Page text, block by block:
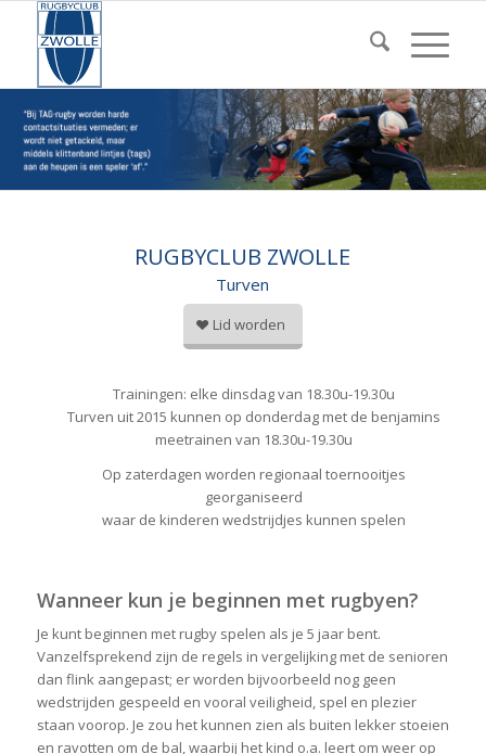
RUGBYCLUB ZWOLLE
Turven
Lid worden
Trainingen: elke dinsdag van 18.30u-19.30u
Turven uit 2015 kunnen op donderdag met de benjamins
meetrainen van 18.30u-19.30u
Op zaterdagen worden regionaal toernooitjes
georganiseerd
waar de kinderen wedstrijdjes kunnen spelen
Wanneer kun je beginnen met rugbyen?
Je kunt beginnen met rugby spelen als je 5 jaar bent.
Vanzelfsprekend zijn de regels in vergelijking met de senioren
dan flink aangepast; er worden bijvoorbeeld nog geen
wedstrijden gespeeld en vooral veiligheid, spel en plezier
staan voorop. Je zou het kunnen zien als buiten lekker stoeien
en ravotten om de bal, waarbij het kind o.a. leert om weer op